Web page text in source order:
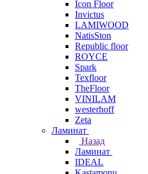
Icon Floor
Invictus
LAMIWOOD
NatisSton
Republic floor
ROYCE
Spark
Texfloor
TheFloor
VINILAM
westerhoff
Zeta
Ламинат
Назад
Ламинат
IDEAL